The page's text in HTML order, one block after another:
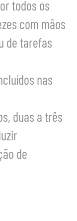
todos os
com mãos
de tarefas
nas
duas a três
de